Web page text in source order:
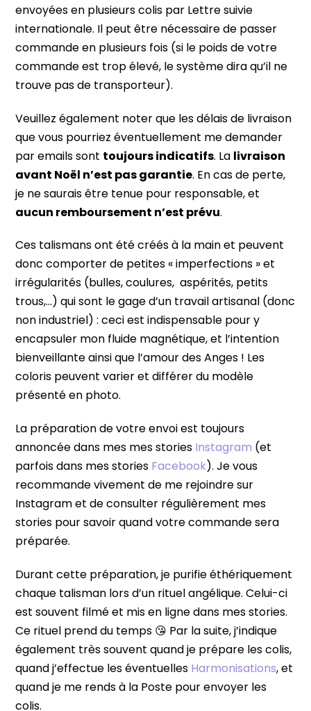
envoyées en plusieurs colis par Lettre suivie
internationale. Il peut être nécessaire de passer
commande en plusieurs fois (si le poids de votre
commande est trop élevé, le système dira qu’il ne
trouve pas de transporteur).
Veuillez également noter que les délais de livraison
que vous pourriez éventuellement me demander
par emails sont toujours indicatifs. La livraison
avant Noël n’est pas garantie. En cas de perte,
je ne saurais être tenue pour responsable, et
aucun remboursement n’est prévu.
Ces talismans ont été créés à la main et peuvent
donc comporter de petites « imperfections » et
irrégularités (bulles, coulures, aspérités, petits
trous,…) qui sont le gage d’un travail artisanal (donc
non industriel) : ceci est indispensable pour y
encapsuler mon fluide magnétique, et l’intention
bienveillante ainsi que l’amour des Anges ! Les
coloris peuvent varier et différer du modèle
présenté en photo.
La préparation de votre envoi est toujours
annoncée dans mes mes stories Instagram (et
parfois dans mes stories Facebook). Je vous
recommande vivement de me rejoindre sur
Instagram et de consulter régulièrement mes
stories pour savoir quand votre commande sera
préparée.
Durant cette préparation, je purifie éthériquement
chaque talisman lors d’un rituel angélique. Celui-ci
est souvent filmé et mis en ligne dans mes stories.
Ce rituel prend du temps 😘 Par la suite, j’indique
également très souvent quand je prépare les colis,
quand j’effectue les éventuelles Harmonisations, et
quand je me rends à la Poste pour envoyer les
colis.